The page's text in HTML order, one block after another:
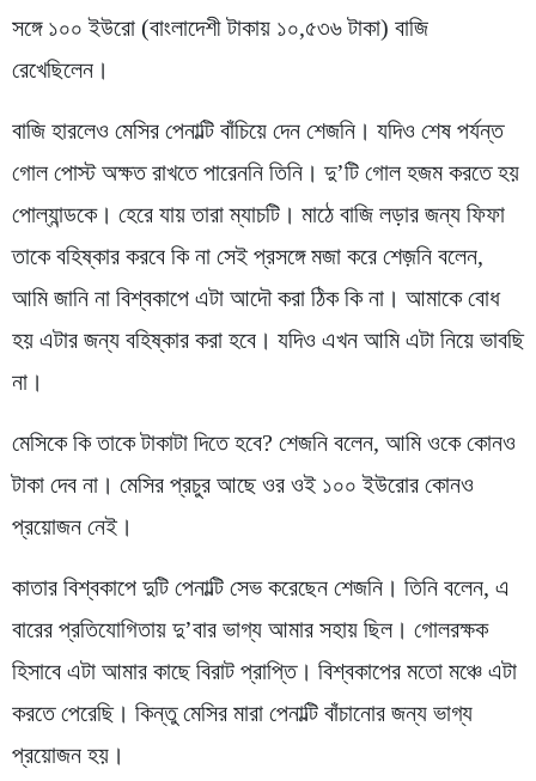
সঙ্গে ১০০ ইউরো (বাংলাদেশী টাকায় ১০,৫৩৬ টাকা) বাজি
রেখেছিলেন।
বাজি হারলেও মেসির পেনাল্টি বাঁচিয়ে দেন শেজনি। যদিও শেষ পর্যন্ত
গোল পোস্ট অক্ষত রাখতে পারেননি তিনি। দু’টি গোল হজম করতে হয়
পোল্যান্ডকে। হেরে যায় তারা ম্যাচটি। মাঠে বাজি লড়ার জন্য ফিফা
তাকে বহিষ্কার করবে কি না সেই প্রসঙ্গে মজা করে শেজ়নি বলেন,
আমি জানি না বিশ্বকাপে এটা আদৌ করা ঠিক কি না। আমাকে বোধ
হয় এটার জন্য বহিষ্কার করা হবে। যদিও এখন আমি এটা নিয়ে ভাবছি
না।
মেসিকে কি তাকে টাকাটা দিতে হবে? শেজনি বলেন, আমি ওকে কোনও
টাকা দেব না। মেসির প্রচুর আছে ওর ওই ১০০ ইউরোর কোনও
প্রয়োজন নেই।
কাতার বিশ্বকাপে দুটি পেনাল্টি সেভ করেছেন শেজনি। তিনি বলেন, এ
বারের প্রতিযোগিতায় দু’বার ভাগ্য আমার সহায় ছিল। গোলরক্ষক
হিসাবে এটা আমার কাছে বিরাট প্রাপ্তি। বিশ্বকাপের মতো মঞ্চে এটা
করতে পেরেছি। কিন্তু মেসির মারা পেনাল্টি বাঁচানোর জন্য ভাগ্য
প্রয়োজন হয়।